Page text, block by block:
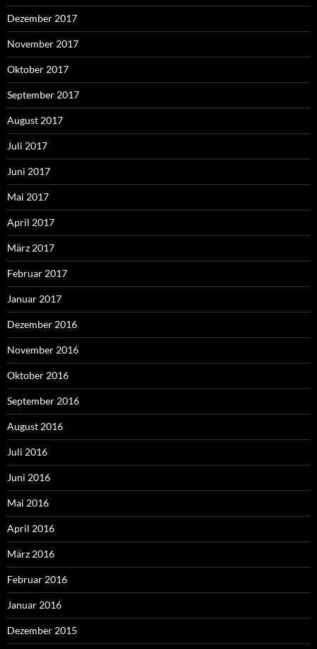
Dezember 2017
November 2017
Oktober 2017
September 2017
August 2017
Juli 2017
Juni 2017
Mai 2017
April 2017
März 2017
Februar 2017
Januar 2017
Dezember 2016
November 2016
Oktober 2016
September 2016
August 2016
Juli 2016
Juni 2016
Mai 2016
April 2016
März 2016
Februar 2016
Januar 2016
Dezember 2015